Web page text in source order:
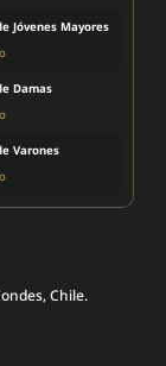
Jóvenes Mayores
Damas
Varones
Chile.